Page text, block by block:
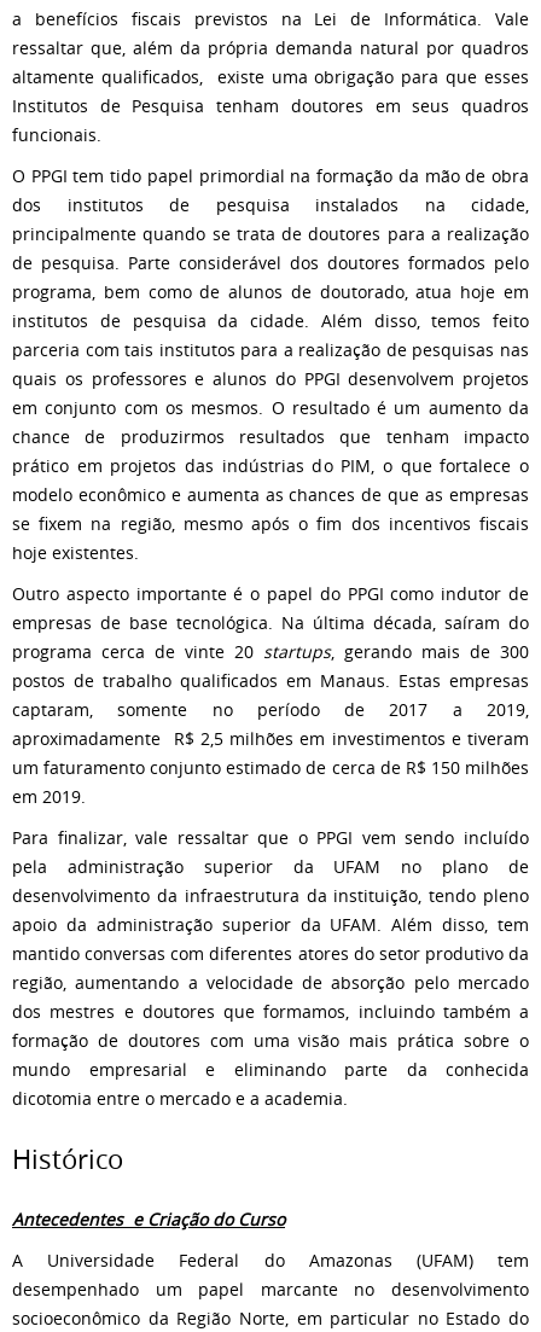
a benefícios fiscais previstos na Lei de Informática. Vale
ressaltar que, além da própria demanda natural por quadros
altamente qualificados, existe uma obrigação para que esses
Institutos de Pesquisa tenham doutores em seus quadros
funcionais.
O PPGI tem tido papel primordial na formação da mão de obra
dos institutos de pesquisa instalados na cidade,
principalmente quando se trata de doutores para a realização
de pesquisa. Parte considerável dos doutores formados pelo
programa, bem como de alunos de doutorado, atua hoje em
institutos de pesquisa da cidade. Além disso, temos feito
parceria com tais institutos para a realização de pesquisas nas
quais os professores e alunos do PPGI desenvolvem projetos
em conjunto com os mesmos. O resultado é um aumento da
chance de produzirmos resultados que tenham impacto
prático em projetos das indústrias do PIM, o que fortalece o
modelo econômico e aumenta as chances de que as empresas
se fixem na região, mesmo após o fim dos incentivos fiscais
hoje existentes.
Outro aspecto importante é o papel do PPGI como indutor de
empresas de base tecnológica. Na última década, saíram do
programa cerca de vinte 20 startups, gerando mais de 300
postos de trabalho qualificados em Manaus. Estas empresas
captaram, somente no período de 2017 a 2019,
aproximadamente R$ 2,5 milhões em investimentos e tiveram
um faturamento conjunto estimado de cerca de R$ 150 milhões
em 2019.
Para finalizar, vale ressaltar que o PPGI vem sendo incluído
pela administração superior da UFAM no plano de
desenvolvimento da infraestrutura da instituição, tendo pleno
apoio da administração superior da UFAM. Além disso, tem
mantido conversas com diferentes atores do setor produtivo da
região, aumentando a velocidade de absorção pelo mercado
dos mestres e doutores que formamos, incluindo também a
formação de doutores com uma visão mais prática sobre o
mundo empresarial e eliminando parte da conhecida
dicotomia entre o mercado e a academia.
Histórico
Antecedentes e Criação do Curso
A Universidade Federal do Amazonas (UFAM) tem
desempenhado um papel marcante no desenvolvimento
socioeconômico da Região Norte, em particular no Estado do